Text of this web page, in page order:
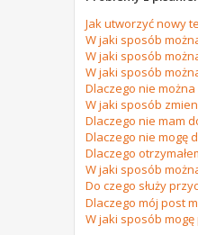
Jak utworzyć nowy
W jaki sposób
W jaki sposób
W jaki sposób
Dlaczego nie
W jaki sposób
Dlaczego nie mam
Dlaczego nie mogę
Dlaczego
W jaki sposób
Do czego służy
Dlaczego mój post
W jaki sposób